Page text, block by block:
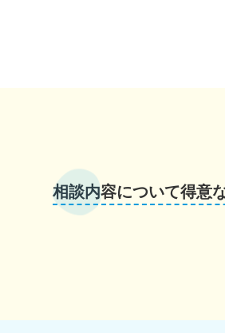
相談内容について得意